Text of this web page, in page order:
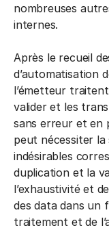
nombreuses
internes.
Après le recueil
d’automatisation
l’émetteur
valider et les
sans erreur et en
peut nécessiter
indésirables
duplication et la
l’exhaustivité et
des data dans un
traitement et de